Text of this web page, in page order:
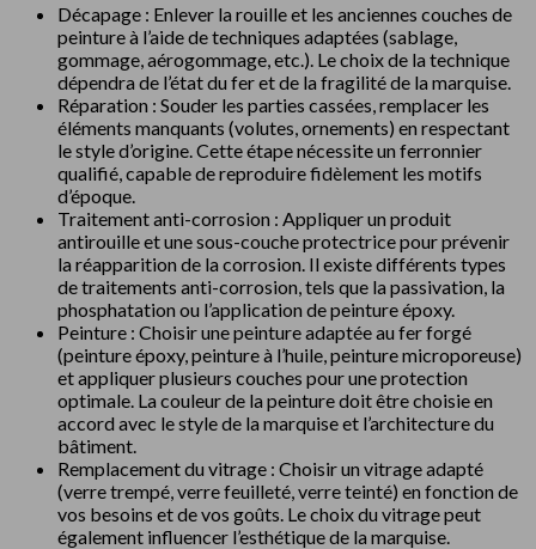
Décapage : Enlever la rouille et les anciennes couches de
peinture à l’aide de techniques adaptées (sablage,
gommage, aérogommage, etc.). Le choix de la technique
dépendra de l’état du fer et de la fragilité de la marquise.
Réparation : Souder les parties cassées, remplacer les
éléments manquants (volutes, ornements) en respectant
le style d’origine. Cette étape nécessite un ferronnier
qualifié, capable de reproduire fidèlement les motifs
d’époque.
Traitement anti-corrosion : Appliquer un produit
antirouille et une sous-couche protectrice pour prévenir
la réapparition de la corrosion. Il existe différents types
de traitements anti-corrosion, tels que la passivation, la
phosphatation ou l’application de peinture époxy.
Peinture : Choisir une peinture adaptée au fer forgé
(peinture époxy, peinture à l’huile, peinture microporeuse)
et appliquer plusieurs couches pour une protection
optimale. La couleur de la peinture doit être choisie en
accord avec le style de la marquise et l’architecture du
bâtiment.
Remplacement du vitrage : Choisir un vitrage adapté
(verre trempé, verre feuilleté, verre teinté) en fonction de
vos besoins et de vos goûts. Le choix du vitrage peut
également influencer l’esthétique de la marquise.